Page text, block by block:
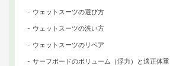
ウェットスーツの選び方
ウェットスーツの洗い方
ウェットスーツのリペア
サーフボードのボリューム（浮力）と適正体重